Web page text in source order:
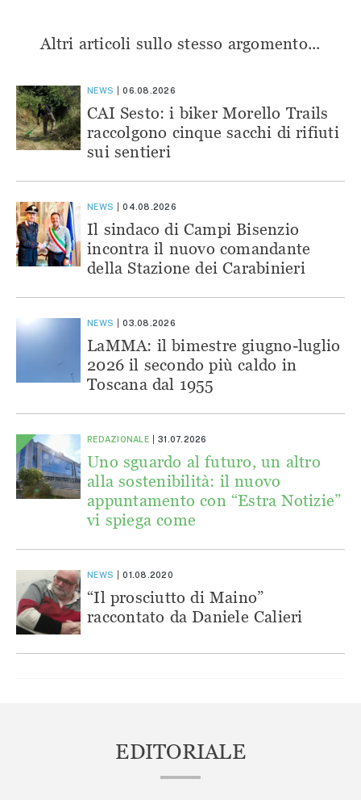
Altri articoli sullo stesso argomento...
NEWS 06.08.2026
CAI Sesto: i biker Morello Trails
raccolgono cinque sacchi di rifiuti
sui sentieri
NEWS 04.08.2026
Il sindaco di Campi Bisenzio
incontra il nuovo comandante
della Stazione dei Carabinieri
NEWS 03.08.2026
LaMMA: il bimestre giugno-luglio
2026 il secondo più caldo in
Toscana dal 1955
REDAZIONALE 31.07.2026
Uno sguardo al futuro, un altro
alla sostenibilità: il nuovo
appuntamento con “Estra Notizie”
vi spiega come
NEWS 01.08.2020
“Il prosciutto di Maino”
raccontato da Daniele Calieri
EDITORIALE